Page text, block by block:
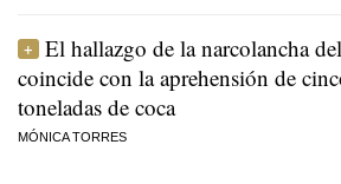
El hallazgo de la narcolancha
coincide con la aprehensión de
toneladas de coca
MÓNICA TORRES